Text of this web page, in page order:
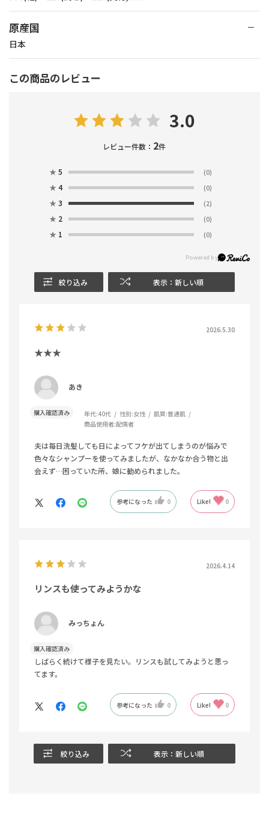
原産国
日本
この商品のレビュー
3.0
レビュー件数： 2件
★ 5 (0)
★ 4 (0)
★ 3 (2)
★ 2 (0)
★ 1 (0)
絞り込み 表示：新しい順
2026.5.30
★★★
あき
購入確認済み 年代:40代 性別:女性 肌質:普通肌
商品使用者:配偶者
夫は毎日洗髪しても日によってフケが出てしまうのが悩みで
色々なシャンプーを使ってみましたが、なかなか合う物と出
会えず…困っていた所、娘に勧められました。
参考になった 0 Like! 0
2026.4.14
リンスも使ってみようかな
みっちょん
購入確認済み
しばらく続けて様子を見たい。リンスも試してみようと思っ
てます。
参考になった 0 Like! 0
絞り込み 表示：新しい順